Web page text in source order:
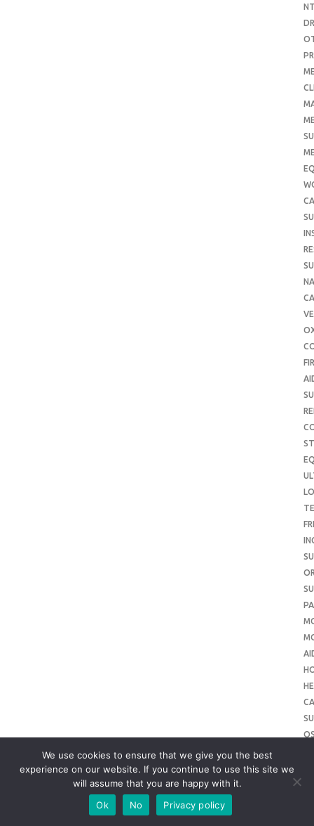
We use cookies to ensure that we give you the best
experience on our website. If you continue to use this site we
will assume that you are happy with it.
Ok
No Privacy policy